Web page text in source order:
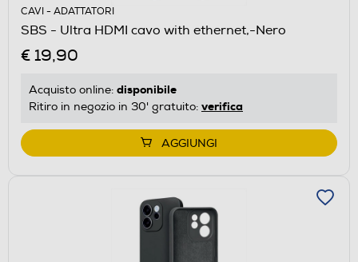
CAVI - ADATTATORI
SBS - Ultra HDMI cavo with ethernet,-Nero
€ 19,90
Acquisto online: disponibile
Ritiro in negozio in 30' gratuito: verifica
AGGIUNGI